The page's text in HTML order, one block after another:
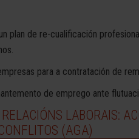
plan de re-cualificación
para a contratación de
de emprego ante
LABORAIS:
(AGA)